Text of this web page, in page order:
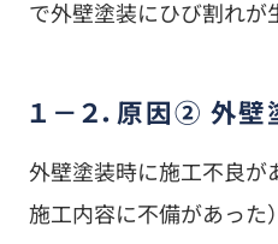
で外壁塗装にひび割れが
１－２．原因② 外
外壁塗装時に施工不良が
施工内容に不備があった